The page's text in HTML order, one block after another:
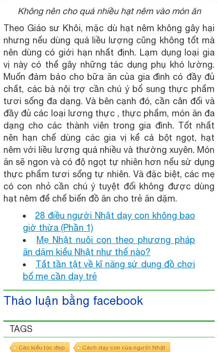
Không nên cho quá nhiều hạt nêm vào món ăn
Theo Giáo sư Khôi, mặc dù hạt nêm không gây hại
nhưng nếu dùng quá liều lượng cũng không tốt mà
nên dùng có giới hạn nhất định. Lạm dụng loại gia
vị này có thể gây những tác dụng phụ khó lường.
Muốn đảm bảo cho bữa ăn của gia đình có đầy đủ
chất, các bà nội trợ cần chú ý bổ sung thực phẩm
tươi sống đa dạng. Và bên cạnh đó, cần cân đối và
đầy đủ các loại lương thực , thực phẩm, món ăn đa
dạng cho các thành viên trong gia đình. Tốt nhất
nên hạn chế dùng các gia vị kể cả bột ngọt, hạt
nêm với liều lượng quá nhiều và thường xuyên. Món
ăn sẽ ngon và có độ ngọt tự nhiên hơn nếu sử dụng
thực phẩm tươi sống tự nhiên. Và đặc biệt, các mẹ
có con nhỏ cần chú ý tuyệt đối không được dùng
hạt nêm để chế biến đồ ăn cho trẻ ăn dặm.
28 điều người Nhật dạy con không bao
giờ thừa (Phần 1)
Mẹ Nhật nuôi con theo phương pháp
ăn dặm kiểu Nhật như thế nào?
Tất tần tật về kĩ năng sử dụng đồ chơi
bố mẹ cần dạy trẻ
Thảo luận bằng facebook
TAGS
Các kiểu tóc đẹp Cách dạy con của người Nhật